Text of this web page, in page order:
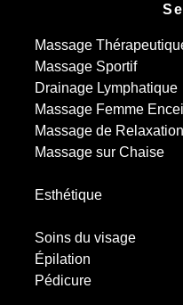
Massage
Massage Sportif
Drainage Lymphatique
Massage Femme
Massage de Relaxation
Massage sur Chaise
Esthétique
Soins du visage
Épilation
Pédicure